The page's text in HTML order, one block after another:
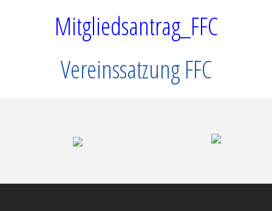
Mitgliedsantrag_FFC
Vereinssatzung FFC